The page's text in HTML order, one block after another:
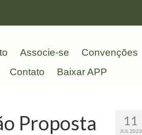
Associe-se Convenções
Contato Baixar APP
11
JUL 2023
Proposta